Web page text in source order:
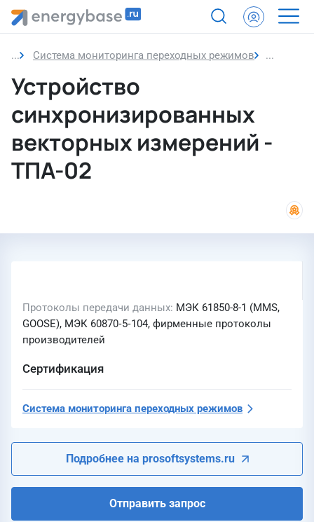
Система мониторинга переходных режимов
Устройство
синхронизированных
векторных измерений -
ТПА-02
Протоколы передачи данных МЭК 61850-8-1 (MMS,
GOOSE), МЭК 60870‑5‑104, фирменные протоколы
производителей
Сертификация
Система мониторинга переходных режимов
Подробнее на prosoftsystems.ru
Отправить запрос